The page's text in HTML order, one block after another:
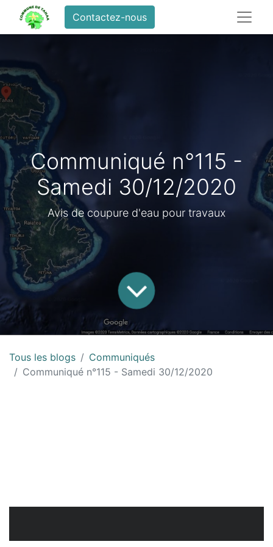
Contactez-nous
Communiqué n°115 -
Samedi 30/12/2020
Avis de coupure d'eau pour travaux
Tous les blogs
Communiqués
Communiqué n°115 - Samedi 30/12/2020